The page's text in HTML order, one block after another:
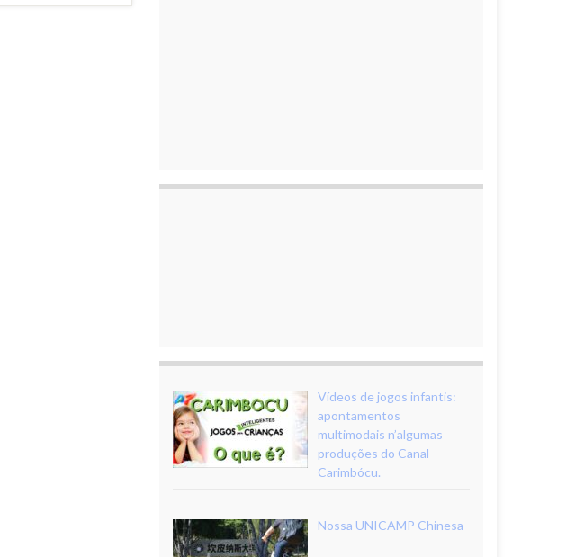
Vídeos de jogos infantis:
apontamentos
multimodais n’algumas
produções do Canal
Carimbócu.
Nossa UNICAMP Chinesa